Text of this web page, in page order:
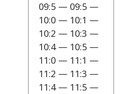
09:5 — 09:5 —
10:0 — 10:1 —
10:2 — 10:3 —
10:4 — 10:5 —
11:0 — 11:1 —
11:2 — 11:3 —
11:4 — 11:5 —